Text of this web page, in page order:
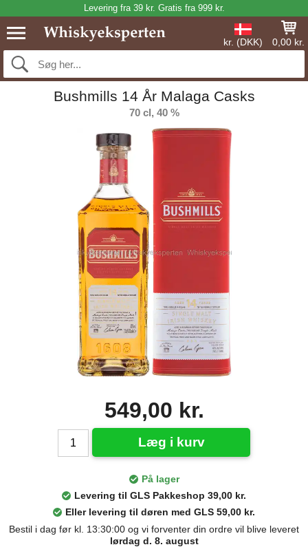
Levering fra 39 kr. Gratis fra 999 kr.
kr. (DKK) 0,00 kr.
Bushmills 14 År Malaga Casks
70 cl, 40 %
549,00 kr.
Læg i kurv
På lager
Levering til GLS Pakkeshop 39,00 kr.
Eller levering til døren med GLS 59,00 kr.
Bestil i dag før kl. 13:30:00 og vi forventer din ordre vil blive leveret
lørdag d. 8. august